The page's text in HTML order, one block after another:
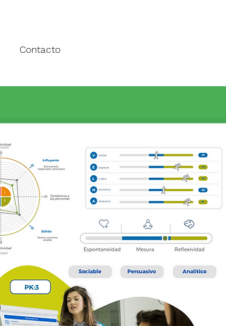
Contacto